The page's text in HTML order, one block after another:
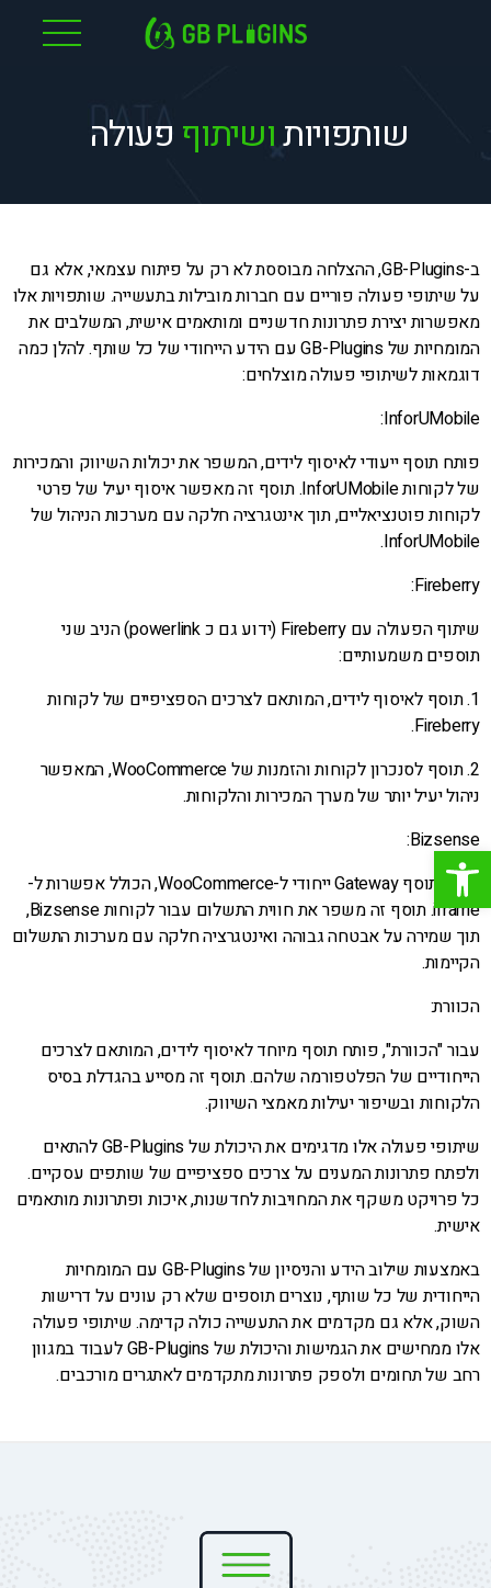
פתח סרגל נגישות
שותפויותושיתוף פעולה
ב-GB-Plugins, ההצלחה מבוססת לא רק על פיתוח עצמאי, אלא גם
על שיתופי פעולה פוריים עם חברות מובילות בתעשייה. שותפויות אלו
מאפשרות יצירת פתרונות חדשניים ומותאמים אישית, המשלבים את
המומחיות של GB-Plugins עם הידע הייחודי של כל שותף. להלן כמה
דוגמאות לשיתופי פעולה מוצלחים:
InforUMobile:
פותח תוסף ייעודי לאיסוף לידים, המשפר את יכולות השיווק והמכירות
של לקוחות InforUMobile. תוסף זה מאפשר איסוף יעיל של פרטי
לקוחות פוטנציאליים, תוך אינטגרציה חלקה עם מערכות הניהול של
InforUMobile.
Fireberry:
שיתוף הפעולה עם Fireberry (ידוע גם כ powerlink) הניב שני
תוספים משמעותיים:
1. תוסף לאיסוף לידים, המותאם לצרכים הספציפיים של לקוחות
Fireberry.
2. תוסף לסנכרון לקוחות והזמנות של WooCommerce, המאפשר
ניהול יעיל יותר של מערך המכירות והלקוחות.
Bizsense:
פותח תוסף Gateway ייחודי ל-WooCommerce, הכולל אפשרות ל-
iframe. תוסף זה משפר את חווית התשלום עבור לקוחות Bizsense,
תוך שמירה על אבטחה גבוהה ואינטגרציה חלקה עם מערכות התשלום
הקיימות.
הכוורת:
עבור "הכוורת", פותח תוסף מיוחד לאיסוף לידים, המותאם לצרכים
הייחודיים של הפלטפורמה שלהם. תוסף זה מסייע בהגדלת בסיס
הלקוחות ובשיפור יעילות מאמצי השיווק.
שיתופי פעולה אלו מדגימים את היכולת של GB-Plugins להתאים
ולפתח פתרונות המענים על צרכים ספציפיים של שותפים עסקיים.
כל פרויקט משקף את המחויבות לחדשנות, איכות ופתרונות מותאמים
אישית.
באמצעות שילוב הידע והניסיון של GB-Plugins עם המומחיות
הייחודית של כל שותף, נוצרים תוספים שלא רק עונים על דרישות
השוק, אלא גם מקדמים את התעשייה כולה קדימה. שיתופי פעולה
אלו ממחישים את הגמישות והיכולת של GB-Plugins לעבוד במגוון
רחב של תחומים ולספק פתרונות מתקדמים לאתגרים מורכבים.